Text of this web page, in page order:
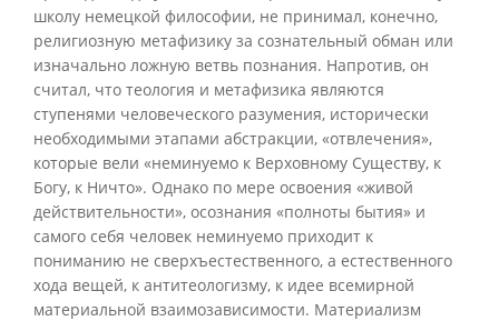
школу немецкой философии, не принимал, конечно,
религиозную метафизику за сознательный обман или
изначально ложную ветвь познания. Напротив, он
считал, что теология и метафизика являются
ступенями человеческого разумения, исторически
необходимыми этапами абстракции, «отвлечения»,
которые вели «неминуемо к Верховному Существу, к
Богу, к Ничто». Однако по мере освоения «живой
действительности», осознания «полноты бытия» и
самого себя человек неминуемо приходит к
пониманию не сверхъестественного, а естественного
хода вещей, к антитеологизму, к идее всемирной
материальной взаимозависимости. Материализм